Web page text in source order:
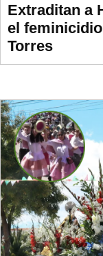
Extraditan a
el
Torres